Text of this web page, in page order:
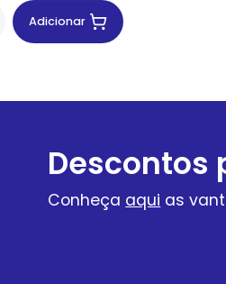
Adicionar
Descontos
Conheça aqui as